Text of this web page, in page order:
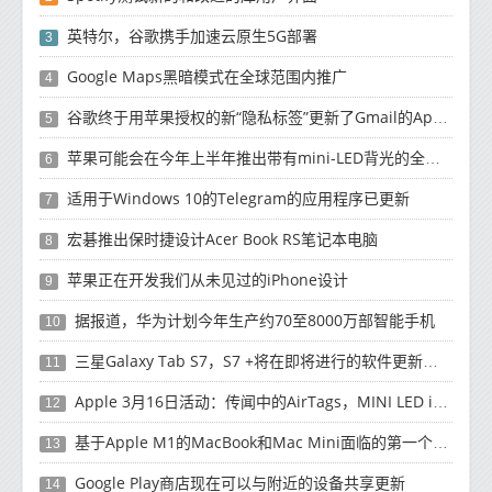
3 英特尔，谷歌携手加速云原生5G部署
4 Google Maps黑暗模式在全球范围内推广
5 谷歌终于用苹果授权的新“隐私标签”更新了Gmail的App Store列表
6 苹果可能会在今年上半年推出带有mini-LED背光的全新12.9英寸iPad Pro
7 适用于Windows 10的Telegram的应用程序已更新
8 宏碁推出保时捷设计Acer Book RS笔记本电脑
9 苹果正在开发我们从未见过的iPhone设计
10 据报道，华为计划今年生产约70至8000万部智能手机
11 三星Galaxy Tab S7，S7 +将在即将进行的软件更新中获得新功能
12 Apple 3月16日活动：传闻中的AirTags，MINI LED iPad Pro可能推出
13 基于Apple M1的MacBook和Mac Mini面临的第一个恶意软件
14 Google Play商店现在可以与附近的设备共享更新